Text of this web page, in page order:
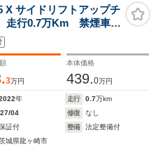
サイドリフトアップチ
走行0.7万Km 禁煙車
ックビュー
センス 両自動 フラ
3万円
本体価格
439.0万円
年 走行 0.7万km
04 修復
なし
証付 整備
法定整備付
城県龍ヶ崎市